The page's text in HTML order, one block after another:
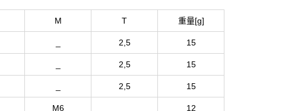
M T 重量[g]
2,5 15
2,5 15
2,5 15
M6 12